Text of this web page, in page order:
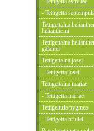
- Tettigetta
Tettigettalna
helianthemi
Tettigettalna
galantei
Tettigettalna josei
- Tettigetta josei
Tettigettalna mariae
- Tettigetta mariae
Tettigettula pygmea
- Tettigetta brullei